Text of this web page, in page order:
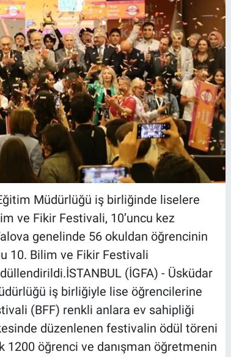
Müdürlüğü iş birliğinde liselere
ve Fikir Festivali, 10’uncu kez
genelinde 56 okuldan öğrencinin
10. Bilim ve Fikir Festivali
(İGFA) - Üsküdar
iş birliğiyle lise öğrencilerine
(BFF) renkli anlara ev sahipliği
düzenlenen festivalin ödül töreni
1200 öğrenci ve danışman öğretmenin